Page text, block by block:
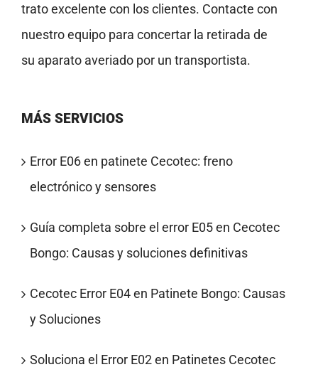
trato excelente con los clientes. Contacte con
nuestro equipo para concertar la retirada de
su aparato averiado por un transportista.
MÁS SERVICIOS
Error E06 en patinete Cecotec: freno
electrónico y sensores
Guía completa sobre el error E05 en Cecotec
Bongo: Causas y soluciones definitivas
Cecotec Error E04 en Patinete Bongo: Causas
y Soluciones
Soluciona el Error E02 en Patinetes Cecotec